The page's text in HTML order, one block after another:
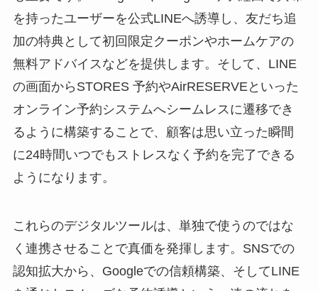
を持ったユーザーを公式LINEへ誘導し、友だち追
加の特典として初回限定クーポンやホームケアの
無料アドバイスなどを提供します。そして、LINE
の画面からSTORES 予約やAirRESERVEといった
オンライン予約システムへシームレスに遷移でき
るように構築することで、顧客は思い立った瞬間
に24時間いつでもストレスなく予約を完了できる
ようになります。
これらのデジタルツールは、単独で使うのではな
く連携させることで真価を発揮します。SNSでの
認知拡大から、Googleでの信頼構築、そしてLINE